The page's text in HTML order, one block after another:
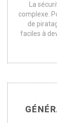
La
complexe.
de
faciles à